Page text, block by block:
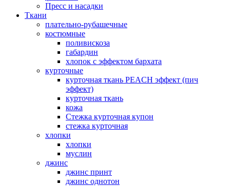
Пресс и насадки
Ткани
плательно-рубашечные
костюмные
поливискоза
габардин
хлопок с эффектом бархата
курточные
курточная ткань PEACH эффект (пич
эффект)
курточная ткань
кожа
Стежка курточная купон
стежка курточная
хлопки
хлопки
муслин
джинс
джинс принт
джинс однотон